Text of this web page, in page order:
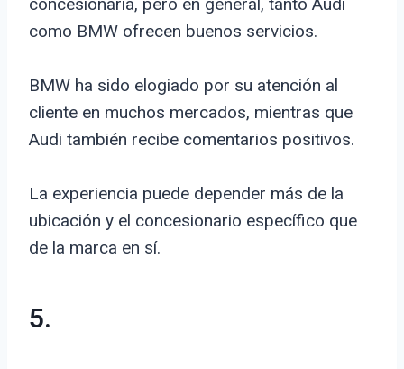
concesionaria, pero en general, tanto Audi
como BMW ofrecen buenos servicios.
BMW ha sido elogiado por su atención al
cliente en muchos mercados, mientras que
Audi también recibe comentarios positivos.
La experiencia puede depender más de la
ubicación y el concesionario específico que
de la marca en sí.
5.